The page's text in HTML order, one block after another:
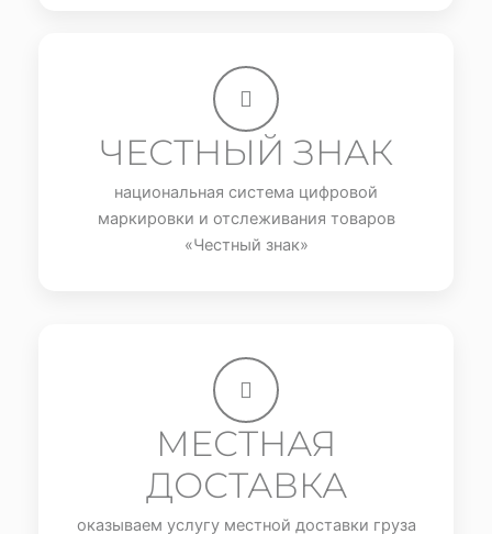
ЧЕСТНЫЙ ЗНАК
национальная система цифровой
маркировки и отслеживания товаров
«Честный знак»
МЕСТНАЯ
ДОСТАВКА
оказываем услугу местной доставки груза